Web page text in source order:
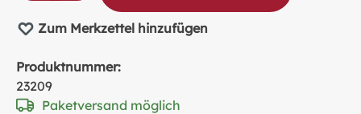
Zum Merkzettel hinzufügen
Produktnummer:
23209
Paketversand möglich